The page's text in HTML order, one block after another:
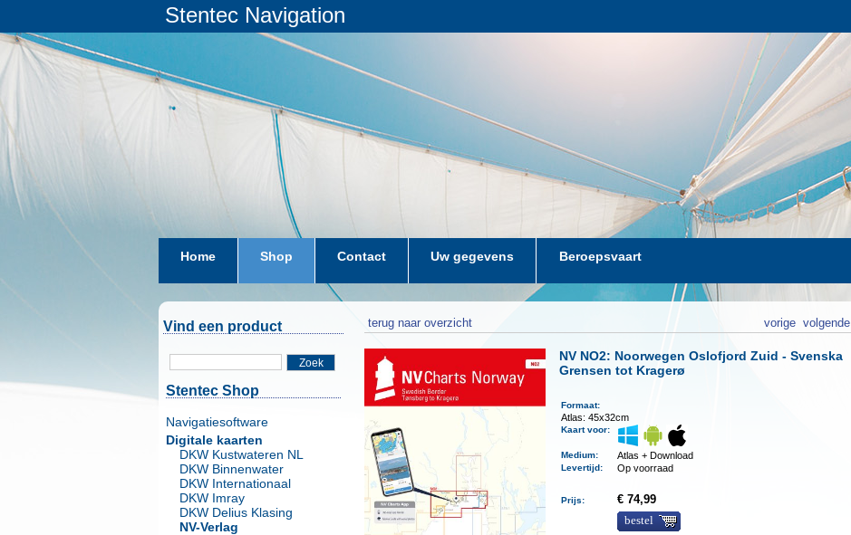
Stentec Navigation
Home Shop Contact Uw gegevens Beroepsvaart
Vind een product
Zoek
Stentec Shop
Navigatiesoftware
Digitale kaarten
DKW Kustwateren NL
DKW Binnenwater
DKW Internationaal
DKW Imray
DKW Delius Klasing
NV-Verlag
terug naar overzicht volgende
vorige
NV NO2: Noorwegen Oslofjord Zuid - Svenska
Grensen tot Kragerø
Formaat:
Atlas: 45x32cm
Kaart voor:
Medium: Atlas + Download
Levertijd: Op voorraad
Prijs:
€ 74,99
bestel